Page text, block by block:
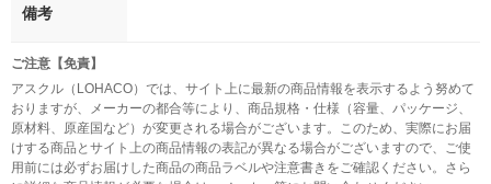
備考
ご注意【免責】
アスクル（LOHACO）では、サイト上に最新の商品情報を表示するよう努めて
おりますが、メーカーの都合等により、商品規格・仕様（容量、パッケージ、
原材料、原産国など）が変更される場合がございます。このため、実際にお届
けする商品とサイト上の商品情報の表記が異なる場合がございますので、ご使
用前には必ずお届けした商品の商品ラベルや注意書きをご確認ください。さら